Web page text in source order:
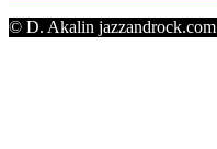
© D. Akalin jazzandrock.com